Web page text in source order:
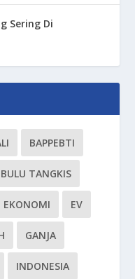
Sering Di
BAPPEBTI
BULU TANGKIS
EKONOMI EV
GANJA
INDONESIA